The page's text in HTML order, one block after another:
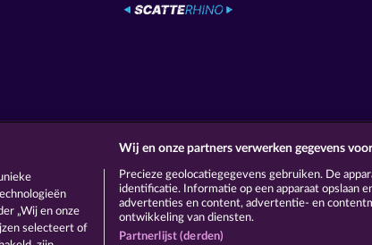
„Wij en onze
selecteert of
Wij en onze partners verwerken gegevens
Precieze geolocatiegegevens gebruiken. De
identificatie. Informatie op een apparaat opslaan
advertenties en content, advertentie- en
ontwikkeling van diensten.
Partnerlijst (derden)